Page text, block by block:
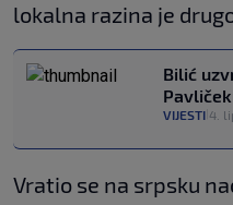
lokalna razina je
Bilić
VIJESTI 4.
Vratio se na srpsku